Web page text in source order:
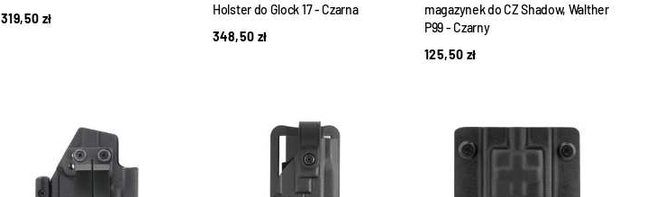
319,50 zł
Holster do Glock 17 - Czarna
348,50 zł
magazynek do CZ Shadow, Walther
P99 - Czarny
125,50 zł